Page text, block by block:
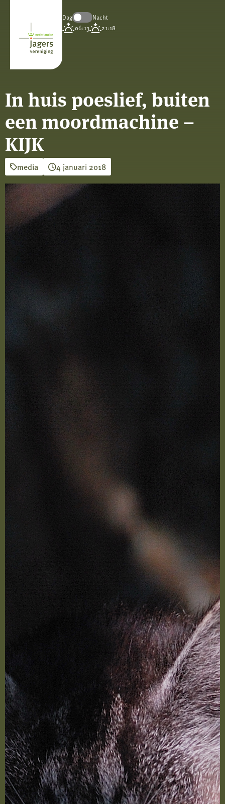
Koninklijke
Nederlandse
Jagersvereniging
Dag
Nacht
06:13
21:18
In huis poeslief, buiten
een moordmachine –
KIJK
media 4 januari 2018